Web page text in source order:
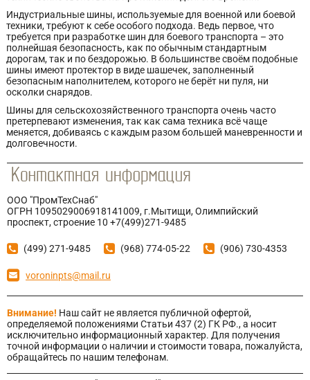
Индустриальные шины, используемые для военной или боевой
техники, требуют к себе особого подхода. Ведь первое, что
требуется при разработке шин для боевого транспорта – это
полнейшая безопасность, как по обычным стандартным
дорогам, так и по бездорожью. В большинстве своём подобные
шины имеют протектор в виде шашечек, заполненный
безопасным наполнителем, которого не берёт ни пуля, ни
осколки снарядов.
Шины для сельскохозяйственного транспорта очень часто
претерпевают изменения, так как сама техника всё чаще
меняется, добиваясь с каждым разом большей маневренности и
долговечности.
ООО "ПромТехСнаб"
ОГРН 1095029006918141009, г.Мытищи, Олимпийский
проспект, строение 10 +7(499)271-9485
(499) 271-9485 (968) 774-05-22 (906) 730-4353
voroninpts@mail.ru
Внимание! Наш сайт не является публичной офертой,
определяемой положениями Статьи 437 (2) ГК РФ., а носит
исключительно информационный характер. Для получения
точной информации о наличии и стоимости товара, пожалуйста,
обращайтесь по нашим телефонам.